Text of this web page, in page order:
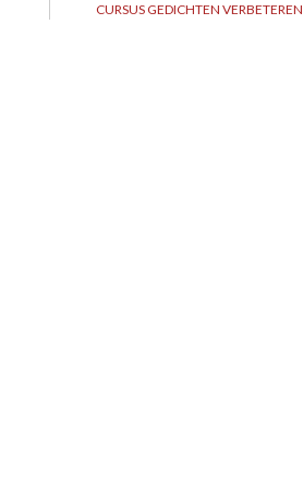
CURSUS GEDICHTEN VERBETEREN